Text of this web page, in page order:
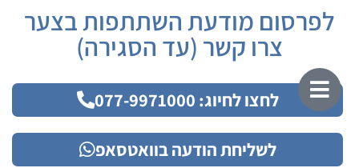
לפרסום מודעת השתתפות בצער
צרו קשר (עד הסגירה)
לחצו לחיוג: 077-9971000
לשליחת הודעה בוואטסאפ